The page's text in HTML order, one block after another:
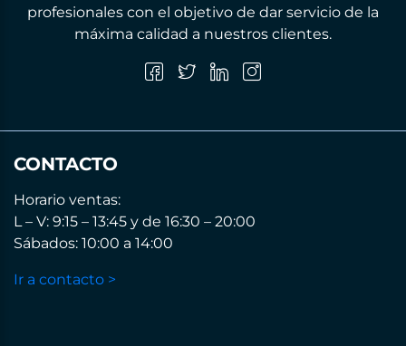
profesionales con el objetivo de dar servicio de la
máxima calidad a nuestros clientes.
CONTACTO
Horario ventas:
L – V: 9:15 – 13:45 y de 16:30 – 20:00
Sábados: 10:00 a 14:00
Ir a contacto >